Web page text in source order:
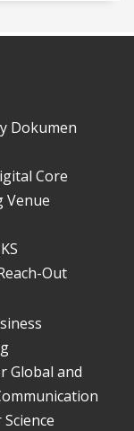
Dokumen
Core
Venue
Out
Global and